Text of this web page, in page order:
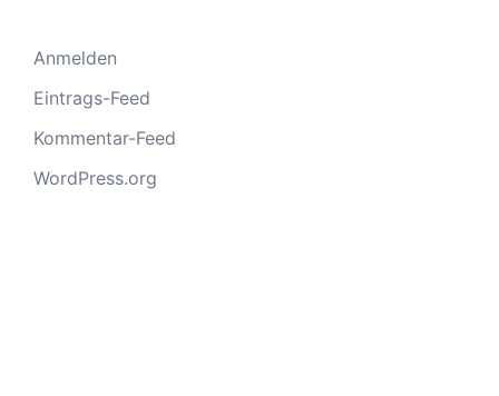
Anmelden
Eintrags-Feed
Kommentar-Feed
WordPress.org